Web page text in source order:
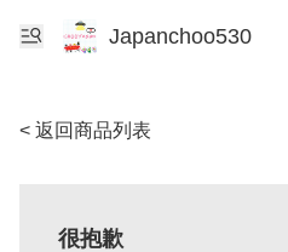
Japanchoo530
< 返回商品列表
很抱歉